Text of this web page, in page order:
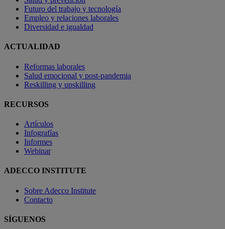
Futuro del trabajo y tecnología
Empleo y relaciones laborales
Diversidad e igualdad
ACTUALIDAD
Reformas laborales
Salud emocional y post-pandemia
Reskilling y upskilling
RECURSOS
Artículos
Infografías
Informes
Webinar
ADECCO INSTITUTE
Sobre Adecco Institute
Contacto
SÍGUENOS